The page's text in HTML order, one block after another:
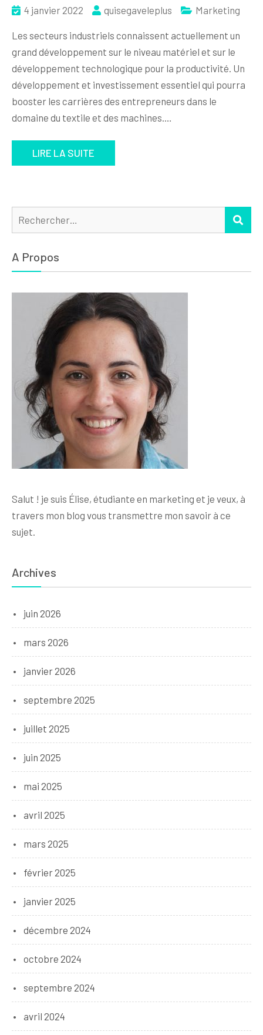
4 janvier 2022 quisegaveleplus Marketing
Les secteurs industriels connaissent actuellement un
grand développement sur le niveau matériel et sur le
développement technologique pour la productivité. Un
développement et investissement essentiel qui pourra
booster les carrières des entrepreneurs dans le
domaine du textile et des machines.…
LIRE LA SUITE
Rechercher :
A Propos
Salut ! je suis Élise, étudiante en marketing et je veux, à
travers mon blog vous transmettre mon savoir à ce
sujet.
Archives
juin 2026
mars 2026
janvier 2026
septembre 2025
juillet 2025
juin 2025
mai 2025
avril 2025
mars 2025
février 2025
janvier 2025
décembre 2024
octobre 2024
septembre 2024
avril 2024